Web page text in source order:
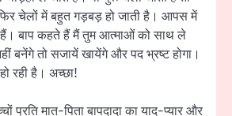
फिर चेलों में बहुत गड़बड़ हो जाती है। आपस में
हैं। बाप कहते हैं मैं तुम आत्माओं को साथ ले
बनेंगे तो सजायें खायेंगे और पद भ्रष्ट होगा।
रही है। अच्छा!
प्रति मात-पिता बापदादा का याद-प्यार और